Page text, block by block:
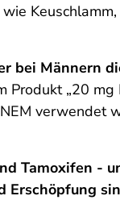
bei Männern
Produkt „20
verwendet
Tamoxifen -
Erschöpfung